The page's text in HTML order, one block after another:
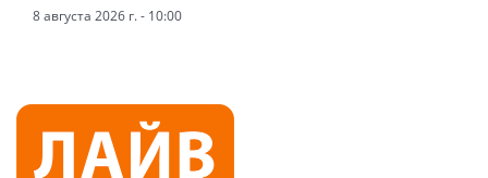
8 августа 2026 г. - 10:00